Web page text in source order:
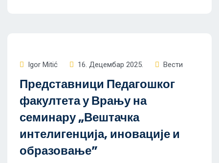
Igor Mitić 16. Децембар 2025. Вести
Представници Педагошког
факултета у Врању на
семинару „Вештачка
интелигенција, иновације и
образовање”